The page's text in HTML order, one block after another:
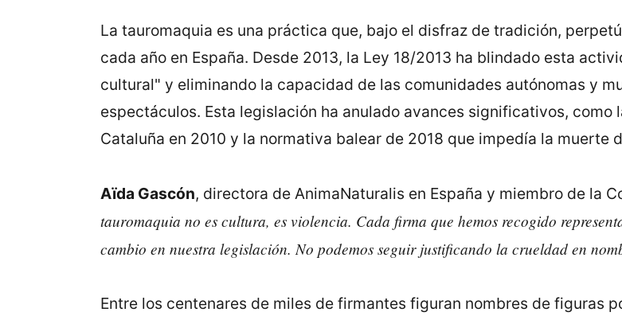
La tauromaquia es una práctica que, bajo el disfraz de tradición,
cada año en España. Desde 2013, la Ley 18/2013 ha blindado esta
cultural" y eliminando la capacidad de las comunidades autónomas y
espectáculos. Esta legislación ha anulado avances significativos,
Cataluña en 2010 y la normativa balear de 2018 que impedía la muerte
Aïda Gascón, directora de AnimaNaturalis en España y miembro de la
tauromaquia no es cultura, es violencia. Cada firma que hemos recogido
cambio en nuestra legislación. No podemos seguir justificando la crueldad en
Entre los centenares de miles de firmantes figuran nombres de figuras